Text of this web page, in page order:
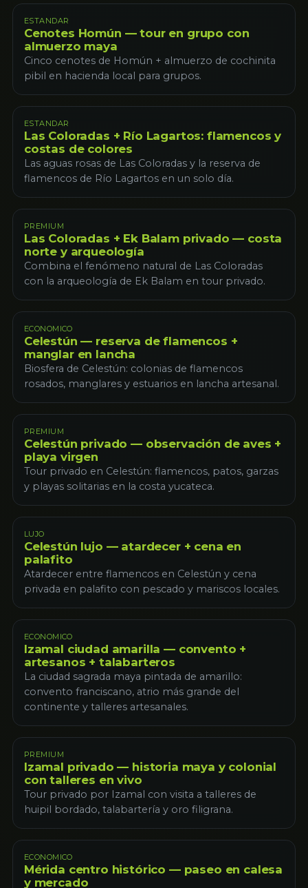
ESTANDAR
Cenotes Homún — tour en grupo con
almuerzo maya
Cinco cenotes de Homún + almuerzo de cochinita
pibil en hacienda local para grupos.
ESTANDAR
Las Coloradas + Río Lagartos: flamencos y
costas de colores
Las aguas rosas de Las Coloradas y la reserva de
flamencos de Río Lagartos en un solo día.
PREMIUM
Las Coloradas + Ek Balam privado — costa
norte y arqueología
Combina el fenómeno natural de Las Coloradas
con la arqueología de Ek Balam en tour privado.
ECONOMICO
Celestún — reserva de flamencos +
manglar en lancha
Biosfera de Celestún: colonias de flamencos
rosados, manglares y estuarios en lancha artesanal.
PREMIUM
Celestún privado — observación de aves +
playa virgen
Tour privado en Celestún: flamencos, patos, garzas
y playas solitarias en la costa yucateca.
LUJO
Celestún lujo — atardecer + cena en
palafito
Atardecer entre flamencos en Celestún y cena
privada en palafito con pescado y mariscos locales.
ECONOMICO
Izamal ciudad amarilla — convento +
artesanos + talabarteros
La ciudad sagrada maya pintada de amarillo:
convento franciscano, atrio más grande del
continente y talleres artesanales.
PREMIUM
Izamal privado — historia maya y colonial
con talleres en vivo
Tour privado por Izamal con visita a talleres de
huipil bordado, talabartería y oro filigrana.
ECONOMICO
Mérida centro histórico — paseo en calesa
y mercado